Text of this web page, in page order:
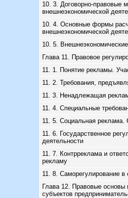
10. 3. Договорно-правовые
внешнеэкономической
10. 4. Основные формы
внешнеэкономической
10. 5.
Глава 11. Правовое
11. 1. Понятие рекламы.
11. 2. Требования,
11. 3. Ненадлежащая
11. 4. Специальные
11. 5. Социальная реклама.
11. 6. Государственное
деятельности
11. 7. Контрреклама и
рекламу
11. 8. Саморегулирование
Глава 12. Правовые основы
субъектов